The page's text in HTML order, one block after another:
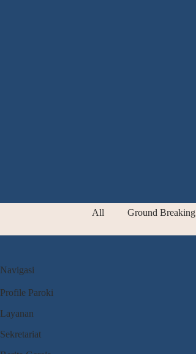
All Ground Breaking
Navigasi
Profile Paroki
Layanan
Sekretariat